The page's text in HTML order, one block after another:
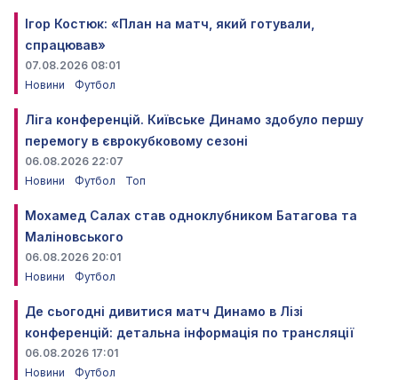
Ігор Костюк: «План на матч, який готували,
спрацював»
07.08.2026 08:01
Новини
Футбол
Ліга конференцій. Київське Динамо здобуло першу
перемогу в єврокубковому сезоні
06.08.2026 22:07
Новини
Футбол Топ
Мохамед Салах став одноклубником Батагова та
Маліновського
06.08.2026 20:01
Новини
Футбол
Де сьогодні дивитися матч Динамо в Лізі
конференцій: детальна інформація по трансляції
06.08.2026 17:01
Новини
Футбол